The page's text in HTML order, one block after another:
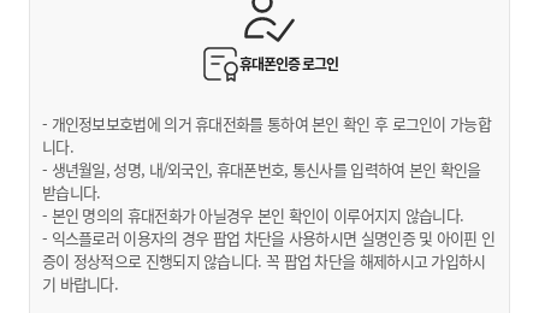
휴대폰인증로그인
- 개인정보보호법에 의거 휴대전화를 통하여 본인 확인 후 로그인이 가능합
니다.
- 생년월일, 성명, 내/외국인, 휴대폰번호, 통신사를 입력하여 본인 확인을
받습니다.
- 본인 명의의 휴대전화가 아닐경우 본인 확인이 이루어지지 않습니다.
- 익스플로러 이용자의 경우 팝업 차단을 사용하시면 실명인증 및 아이핀 인
증이 정상적으로 진행되지 않습니다. 꼭 팝업 차단을 해제하시고 가입하시
기 바랍니다.